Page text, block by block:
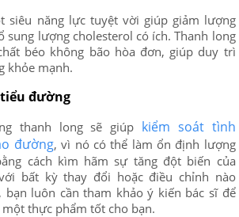
siêu năng lực tuyệt vời giúp giảm lượng
sung lượng cholesterol có ích. Thanh long
béo không bão hòa đơn, giúp duy trì
khỏe mạnh.
đường
thanh long sẽ giúp kiểm soát tình
đường, vì nó có thể làm ổn định lượng
cách kìm hãm sự tăng đột biến của
bất kỳ thay đổi hoặc điều chỉnh nào
bạn luôn cần tham khảo ý kiến bác sĩ để
thực phẩm tốt cho bạn.